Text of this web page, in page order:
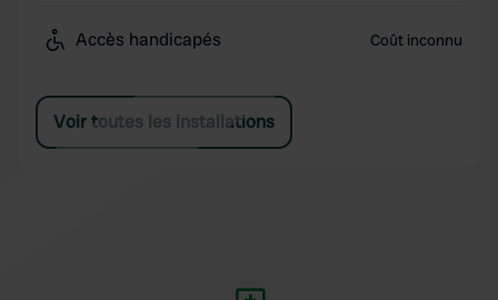
Accès handicapés Coût inconnu
Voir toutes les installations